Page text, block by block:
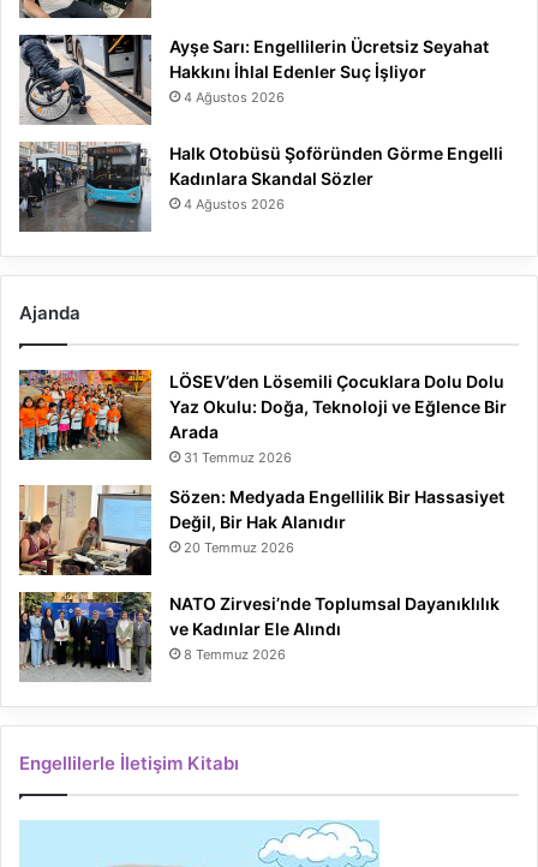
Ayşe Sarı: Engellilerin Ücretsiz Seyahat
Hakkını İhlal Edenler Suç İşliyor
4 Ağustos 2026
Halk Otobüsü Şoföründen Görme Engelli
Kadınlara Skandal Sözler
4 Ağustos 2026
Ajanda
LÖSEV’den Lösemili Çocuklara Dolu Dolu
Yaz Okulu: Doğa, Teknoloji ve Eğlence Bir
Arada
31 Temmuz 2026
Sözen: Medyada Engellilik Bir Hassasiyet
Değil, Bir Hak Alanıdır
20 Temmuz 2026
NATO Zirvesi’nde Toplumsal Dayanıklılık
ve Kadınlar Ele Alındı
8 Temmuz 2026
Engellilerle İletişim Kitabı